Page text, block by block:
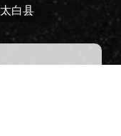
太白县